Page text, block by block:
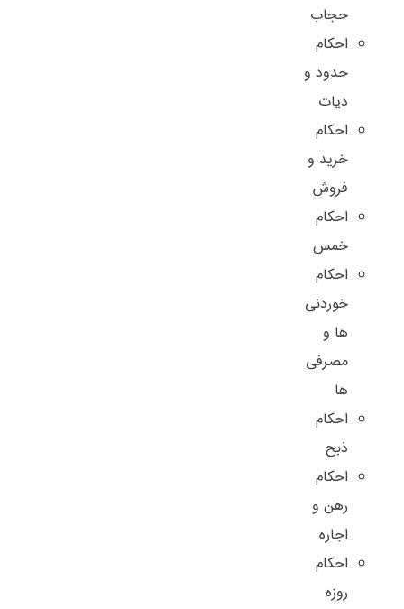
حجاب
احکام
حدود و
دیات
احکام
خرید و
فروش
احکام
خمس
احکام
خوردنی
ها و
مصرفی
ها
احکام
ذبح
احکام
رهن و
اجاره
احکام
روزه